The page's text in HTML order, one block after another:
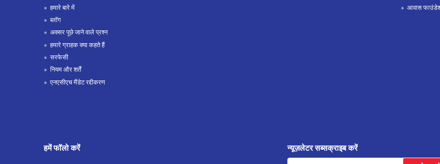
हमारे बारे में
ब्लॉग
अक्सर पूछे जाने वाले प्रश्न
हमारे ग्राहक क्या कहते हैं
सरफेसी
नियम और शर्तें
एनएसीएच मैंडेट रद्दीकरण
आवास
हमें फॉलो करें
न्यूज़लेटर सब्सक्राइब करें